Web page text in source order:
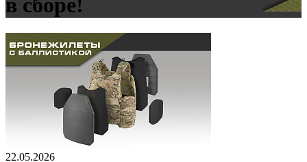
в сборе!
22.05.2026